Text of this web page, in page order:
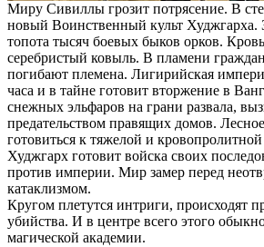
Миру Сивиллы грозит потрясение. В
новый Воинственный культ Худжгарха.
топота тысяч боевых быков орков.
серебристый ковыль. В пламени
погибают племена. Лигирийская
часа и в тайне готовит вторжение в
снежных эльфаров на грани развала,
предательством правящих домов.
готовиться к тяжелой и
Худжгарх готовит войска своих
против империи. Мир замер перед
катаклизмом.
Кругом плетутся интриги, происходят
убийства. И в центре всего этого
магической академии.